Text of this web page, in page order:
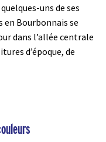
uns de ses
en Bourbonnais se
dans l’allée centrale
d’époque, de